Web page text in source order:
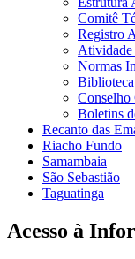
Comitê
Registro
Atividade
Normas
Biblioteca
Conselho
Boletins
Recanto das
Riacho Fundo
Samambaia
São Sebastião
Taguatinga
Acesso à